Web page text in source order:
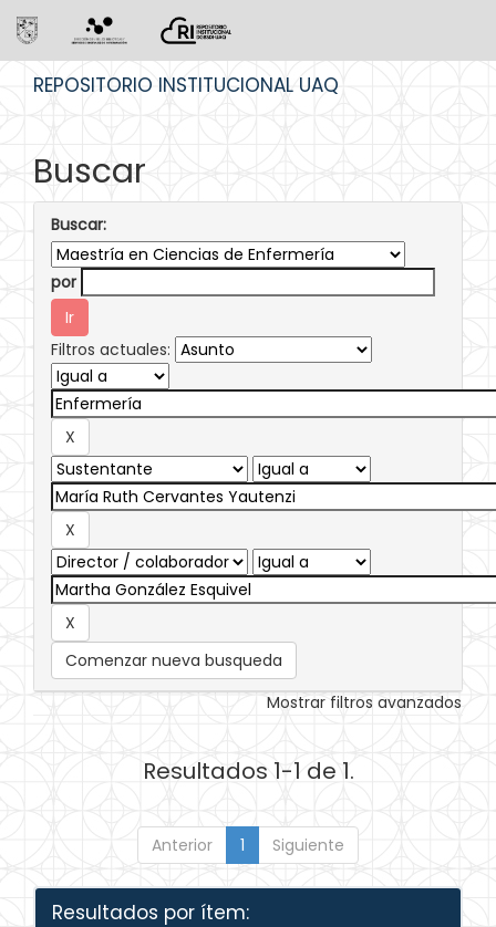
REPOSITORIO INSTITUCIONAL UAQ
Buscar
Buscar:
por
Filtros actuales:
Comenzar nueva busqueda
Mostrar filtros avanzados
Resultados 1-1 de 1.
Anterior 1 Siguiente
Resultados por ítem: